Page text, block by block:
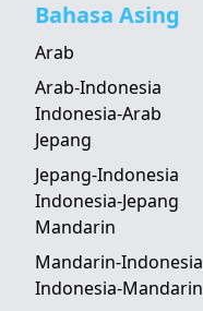
Bahasa Asing
Arab
Arab-Indonesia
Indonesia-Arab
Jepang
Jepang-Indonesia
Indonesia-Jepang
Mandarin
Mandarin-Indonesia
Indonesia-Mandarin